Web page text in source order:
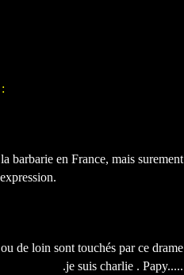
barbarie en France, mais surement
de loin sont touchés par ce drame
.je suis charlie . Papy.....